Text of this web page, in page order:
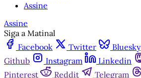
Assine
Assine
Siga a Matinal
Facebook
Twitter Bluesky
Github
Instagram Linkedin
Pinterest
Reddit Telegram